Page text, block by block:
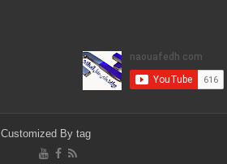
Customized By tag